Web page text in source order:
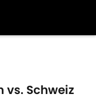
vs. Schweiz